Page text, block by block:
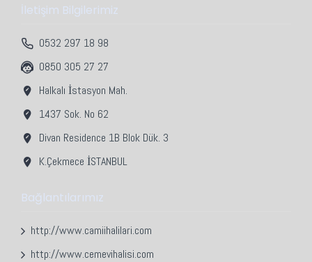
İletişim Bilgilerimiz
0532 297 18 98
0850 305 27 27
Halkalı İstasyon Mah.
1437 Sok. No 62
Divan Residence 1B Blok Dük. 3
K.Çekmece İSTANBUL
Bağlantılarımız
http://www.camiihalilari.com
http://www.cemevihalisi.com